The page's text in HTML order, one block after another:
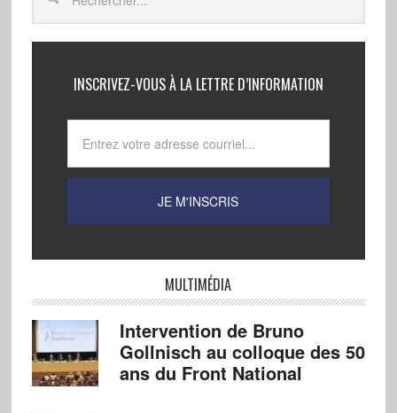
INSCRIVEZ-VOUS À LA LETTRE D’INFORMATION
MULTIMÉDIA
Intervention de Bruno
Gollnisch au colloque des 50
ans du Front National